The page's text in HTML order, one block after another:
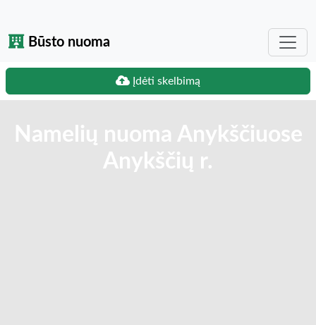
Būsto nuoma
Įdėti skelbimą
Namelių nuoma Anykščiuose
Anykščių r.